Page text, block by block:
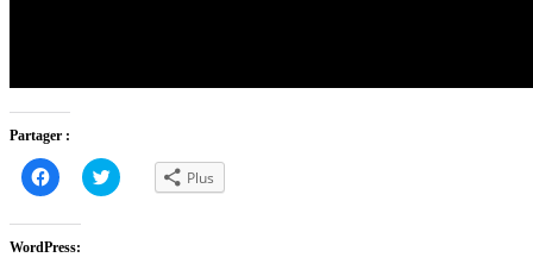
Partager :
Cliquez
pour
partager
Facebook(ouvre
dans
une
Cliquez
pour Plus
WordPress: